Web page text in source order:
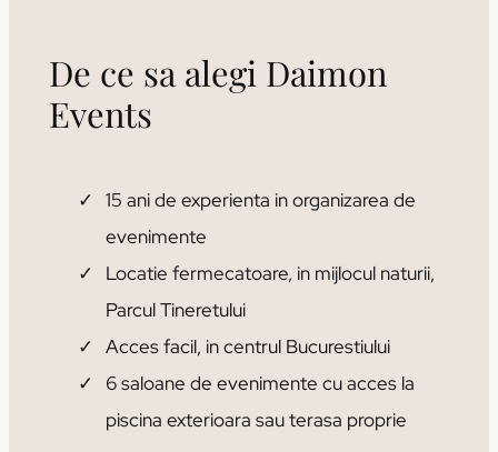
De ce sa alegi Daimon
Events
15 ani de experienta in organizarea de
evenimente
Locatie fermecatoare, in mijlocul naturii,
Parcul Tineretului
Acces facil, in centrul Bucurestiului
6 saloane de evenimente cu acces la
piscina exterioara sau terasa proprie